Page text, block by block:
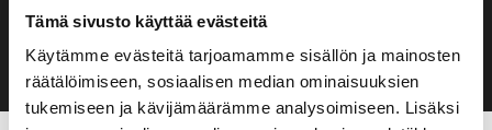
Tämä sivusto käyttää evästeitä
Käytämme evästeitä tarjoamamme sisällön ja mainosten
räätälöimiseen, sosiaalisen median ominaisuuksien
tukemiseen ja kävijämäärämme analysoimiseen. Lisäksi